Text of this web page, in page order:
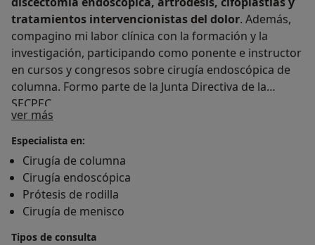
tratamientos intervencionistas del dolor. Además,
compagino mi labor clínica con la formación y la
investigación, participando como ponente e instructor
en cursos y congresos sobre cirugía endoscópica de
columna. Formo parte de la Junta Directiva de la
SECPEC.
Mi compromiso es ofrecer un
personalizado, seguro y cercano
evidencia científica. Atiendo en
con centros en otras ciudades de
ver más
Especialista en:
Cirugía de columna
Cirugía endoscópica
Prótesis de rodilla
Cirugía de menisco
Tipos de consulta